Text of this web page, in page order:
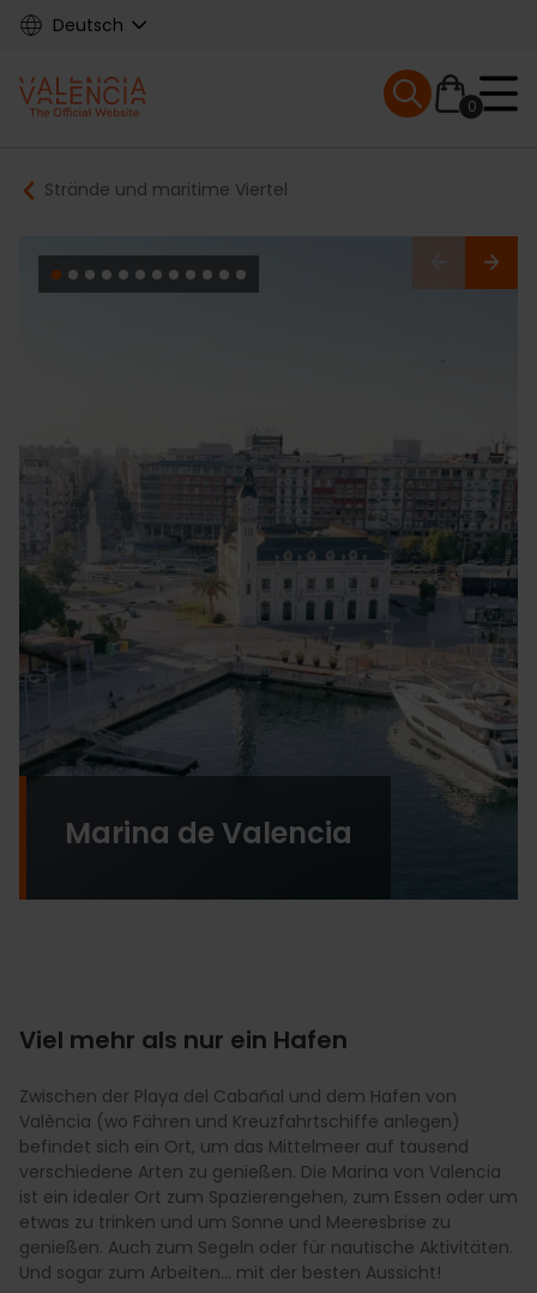
Skip
content
Deutsch
Main
navigation
0
Mobile menu
Breadcrumb
Strände und maritime Viertel
Marina de Valencia
Viel mehr als nur ein Hafen
Zwischen der Playa del Cabañal und dem Hafen von
València (wo Fähren und Kreuzfahrtschiffe anlegen)
befindet sich ein Ort, um das Mittelmeer auf tausend
verschiedene Arten zu genießen. Die Marina von Valencia
ist ein idealer Ort zum Spazierengehen, zum Essen oder um
etwas zu trinken und um Sonne und Meeresbrise zu
genießen. Auch zum Segeln oder für nautische Aktivitäten.
Und sogar zum Arbeiten… mit der besten Aussicht!